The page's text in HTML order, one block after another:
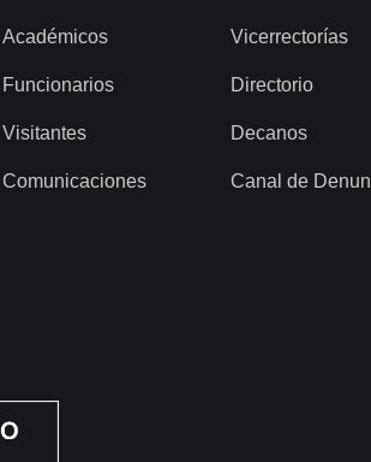
Académicos
Funcionarios
Visitantes
Comunicaciones
Vicerrectorías
Directorio
Decanos
Canal de